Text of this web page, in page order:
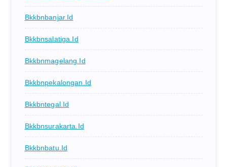
Bkkbnbanjar.id
Bkkbnsalatiga.id
Bkkbnmagelang.id
Bkkbnpekalongan.id
Bkkbntegal.id
Bkkbnsurakarta.id
Bkkbnbatu.id